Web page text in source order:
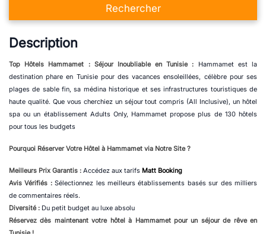
Rechercher
Description
Top Hôtels Hammamet : Séjour Inoubliable en Tunisie : Hammamet est la
destination phare en Tunisie pour des vacances ensoleillées, célèbre pour ses
plages de sable fin, sa médina historique et ses infrastructures touristiques de
haute qualité. Que vous cherchiez un séjour tout compris (All Inclusive), un hôtel
spa ou un établissement Adults Only, Hammamet propose plus de 130 hôtels
pour tous les budgets
Pourquoi Réserver Votre Hôtel à Hammamet via Notre Site ?
Meilleurs Prix Garantis : Accédez aux tarifs Matt Booking
Avis Vérifiés :Sélectionnez les meilleurs établissements basés sur des milliers
de commentaires réels.
Diversité : Du petit budget au luxe absolu
Réservez dès maintenant votre hôtel à Hammamet pour un séjour de rêve en